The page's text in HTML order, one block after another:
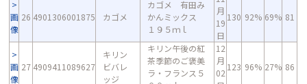
画
像
26 4901306001875 カゴメ
カゴメ 有田み
かんミックス
１９５ｍｌ
月
19
日
130 92% 69% 81
画
像
27 4909411089627
キリン
ビバレ
ッジ
キリン午後の紅
茶季節のご褒美
ラ・フランス５
12
月
02
123 96% 27% 86